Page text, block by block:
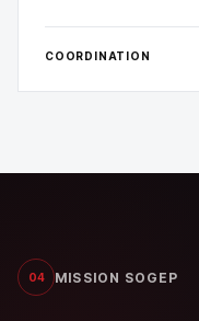
COORDINATION
04 MISSION SOGEP